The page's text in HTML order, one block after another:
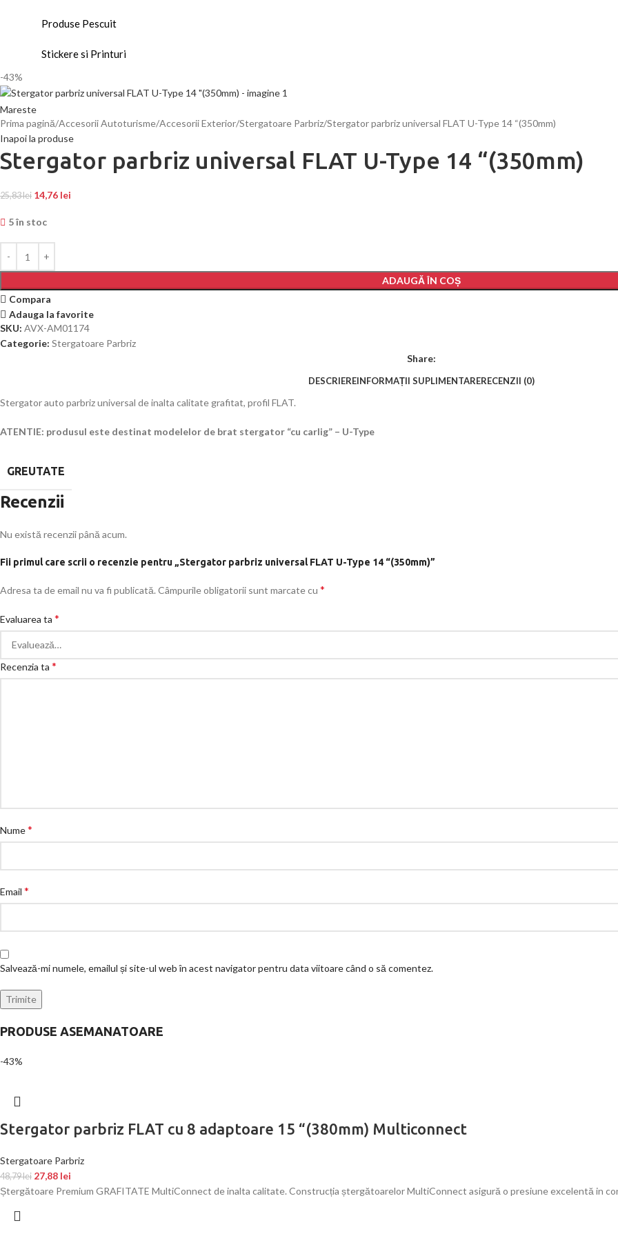
Produse Pescuit
Stickere si Printuri
-43%
Mareste
Prima pagină Accesorii Autoturisme Accesorii Exterior Stergatoare Parbriz Stergator parbriz universal FLAT U-Type 14 “(350mm)
Inapoi la produse
Stergator parbriz universal FLAT U-Type 14 “(350mm)
25,83lei 14,76 lei
5 în stoc
ADAUGĂ ÎN COȘ
Compara
Adauga la favorite
SKU: AVX-AM01174
Categorie: Stergatoare Parbriz
Share:
DESCRIEREINFORMAȚII SUPLIMENTARERECENZII (0)
Stergator auto parbriz universal de inalta calitate grafitat, profil FLAT.
ATENTIE: produsul este destinat modelelor de brat stergator “cu carlig” – U-Type
GREUTATE
Recenzii
Nu există recenzii până acum.
Fii primul care scrii o recenzie pentru „Stergator parbriz universal FLAT U-Type 14 “(350mm)”
Adresa ta de email nu va fi publicată. Câmpurile obligatorii sunt marcate cu *
Evaluarea ta *
Recenzia ta *
Nume*
Email *
Salvează-mi numele, emailul și site-ul web în acest navigator pentru data viitoare când o să comentez.
PRODUSE ASEMANATOARE
-43%
Stergator parbriz FLAT cu 8 adaptoare 15 “(380mm) Multiconnect
Stergatoare Parbriz
48,79lei 27,88 lei
Ștergătoare Premium GRAFITATE MultiConnect de inalta calitate. Construcția ștergătoarelor MultiConnect asigură o presiune excelentă in